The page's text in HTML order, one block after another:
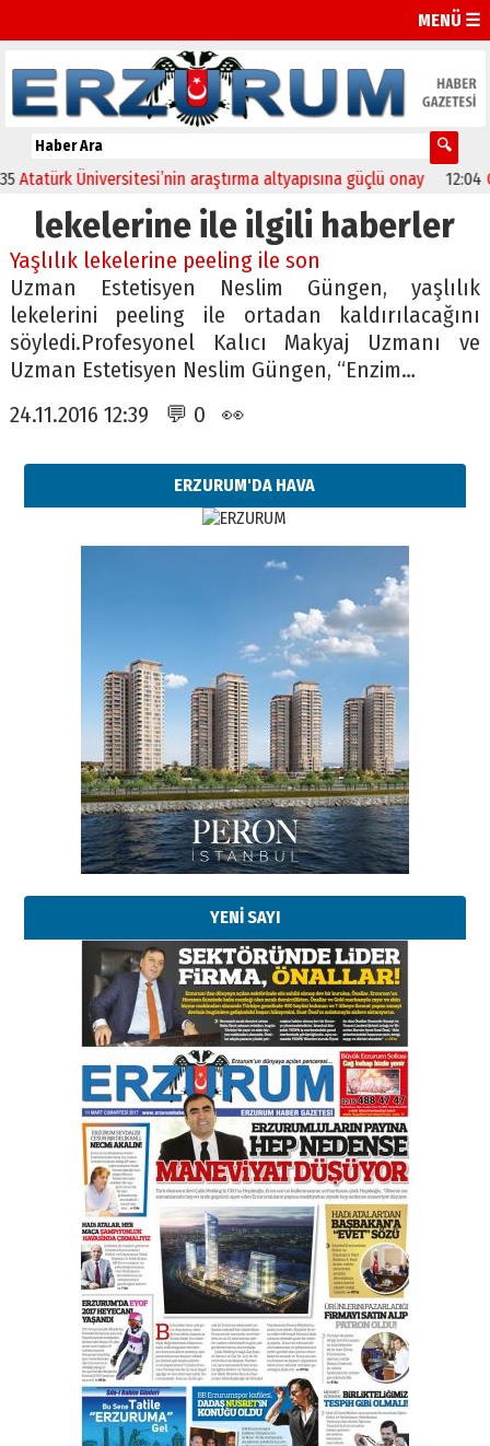
MENÜ ☰
Üniversitesi’nin araştırma altyapısına güçlü onay 12:04
lekelerine ile ilgili haberler
Yaşlılık lekelerine peeling ile son
Uzman Estetisyen Neslim Güngen, yaşlılık
lekelerini peeling ile ortadan kaldırılacağını
söyledi.Profesyonel Kalıcı Makyaj Uzmanı ve
Uzman Estetisyen Neslim Güngen, “Enzim…
24.11.2016 12:39 💬 0 👀
ERZURUM'DA HAVA
YENİ SAYI
Esat BİNDESEN
Başkan Sekmen’den Erzurum’a
bir vizyon proje daha!
02 Ağustos 2026 Pazar
Kadir SABUNCUOĞLU
Erzurumspor’un köşe taşları
29 Haziran 2026 Pazartesi
Kenan GÜLERCİ
Murat Şahsuvaroğlu ERKON’da
çıtayı yukarı taşırken,
yönetimdekiler aşağı
çekmemeli!
17 Şubat 2026 SalıOrhan BOZKURT
Bir fotoğraf, bir şehir, bir
gazeteci… Dizginler kimin
elinde?
31 Mart 2026 Salı
A. Berhan Yılmaz
BİR BÖLÜM DEĞİL, BİR ÖMÜR
SEÇİYORSUNUZ… “NEDEN
ATATÜRK ÜNİVERSİTESİ?”
28 Temmuz 2026 Salı
Ahmet Gökhan YAZICI
Ahmed Yesevi’den bir Alperen…
”Reisimiz” idi… Hakka yürüdü.!
26 Mart 2026 Perşembe
Cem Bakırcı
Ardında bıraktığı hatıralarıyla
gönül adamı Faruk Terzioğlu!
13 Mayıs 2026 Çarşamba